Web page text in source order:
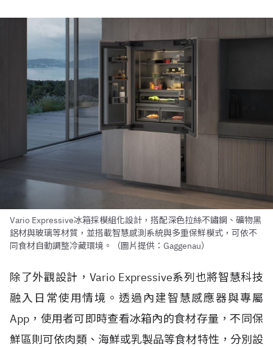
Vario Expressive冰箱採模組化設計，搭配深色拉絲不鏽鋼、礦物黑
鋁材與玻璃等材質，並搭載智慧感測系統與多重保鮮模式，可依不
同食材自動調整冷藏環境。（圖片提供：Gaggenau）
除了外觀設計，Vario Expressive系列也將智慧科技
融入日常使用情境。透過內建智慧感應器與專屬
App，使用者可即時查看冰箱內的食材存量，不同保
鮮區則可依肉類、海鮮或乳製品等食材特性，分別設